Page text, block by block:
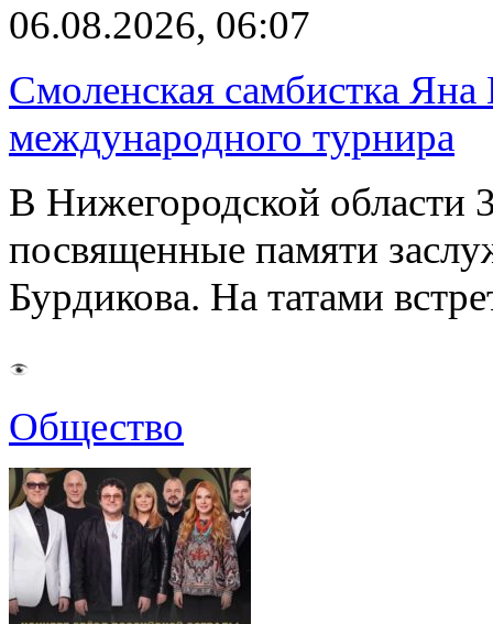
06.08.2026, 06:07
Смоленская самбистка Яна
международного турнира
В Нижегородской области
посвященные памяти
Бурдикова. На татами
Общество